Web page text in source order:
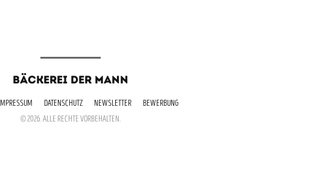
BÄCKEREI DER MANN
IMPRESSUM DATENSCHUTZ NEWSLETTER
BEWERBUNG
© 2026. ALLE RECHTE VORBEHALTEN.